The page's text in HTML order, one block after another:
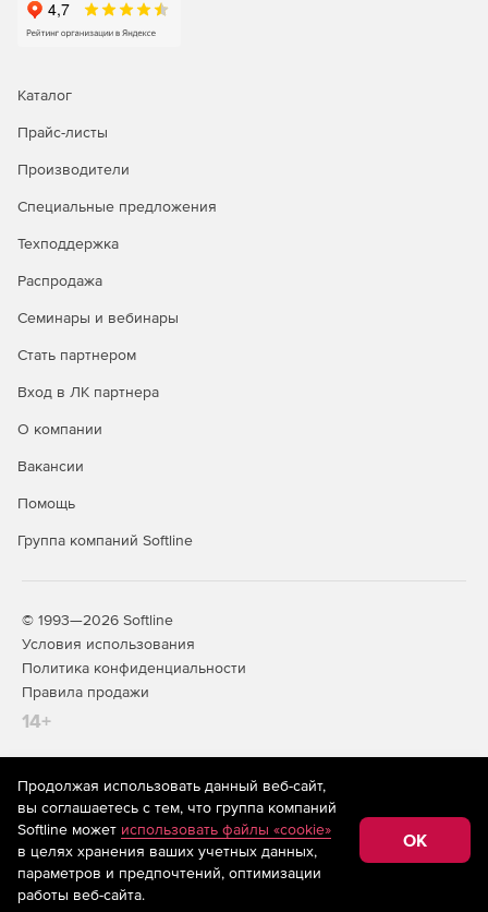
Каталог
Прайс-листы
Производители
Специальные предложения
Техподдержка
Распродажа
Семинары и вебинары
Стать партнером
Вход в ЛК партнера
О компании
Вакансии
Помощь
Группа компаний Softline
© 1993—2026 Softline
Условия использования
Политика конфиденциальности
Правила продажи
14+
На информационном ресурсе store.softline.ru применяются
рекомендательные технологии(информационные технологии
предоставления информации на основе сбора,
систематизации и анализа сведений, относящихся к
предпочтениям пользователей сети «Интернет»,
находящихся на территории Российской Федерации)
Продолжая использовать данный веб-сайт,
вы соглашаетесь с тем, что группа компаний
Softline может использовать файлы «cookie»
в целях хранения ваших учетных данных,
параметров и предпочтений, оптимизации
работы веб-сайта.
OK